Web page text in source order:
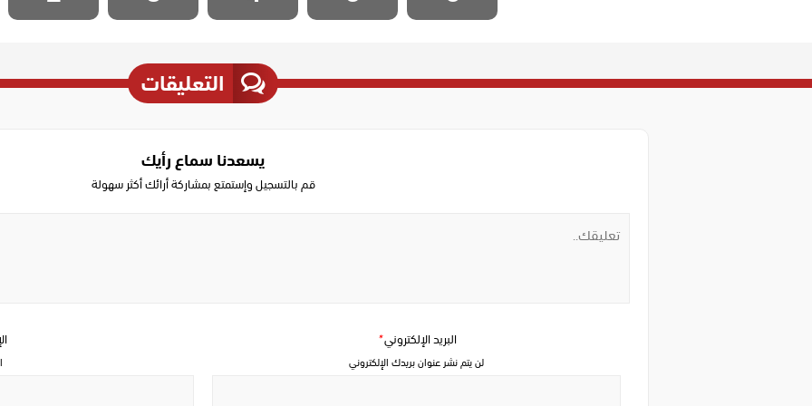
التعليقات
يسعدنا سماع رأيك
قم بالتسجيل وإستمتع بمشاركة أرائك أكثر سهولة
البريد الإلكتروني*
لن يتم نشر عنوان بريدك الإلكتروني